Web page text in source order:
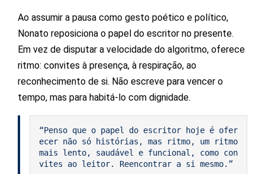
Ao assumir a pausa como gesto poético e político,
Nonato reposiciona o papel do escritor no presente.
Em vez de disputar a velocidade do algoritmo, oferece
ritmo: convites à presença, à respiração, ao
reconhecimento de si. Não escreve para vencer o
tempo, mas para habitá-lo com dignidade.
“Penso que o papel do escritor hoje é ofer
ecer não só histórias, mas ritmo, um ritmo
mais lento, saudável e funcional, como con
vites ao leitor. Reencontrar a si mesmo.”